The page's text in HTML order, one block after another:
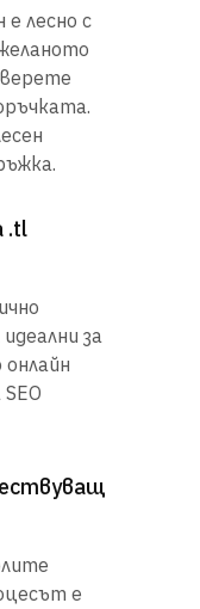
лесно с
.tl
за
онлайн
е